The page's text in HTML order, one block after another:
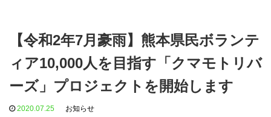
【令和2年7月豪雨】熊本県⺠ボランテ
ィア10,000⼈を⽬指す「クマモトリバ
ーズ」プロジェクトを開始します
2020.07.25 お知らせ